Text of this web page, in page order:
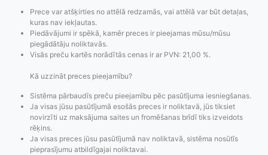
Pasūtījumu statusa
maiņas
paziņojumi,
Visi pieejamie
piegādes veidi un
to izmaksas bez
Prece var atšķirties no attēlā redzamās, vai attēlā var būt detaļas,
kuras nav iekļautas.
Piedāvājumi ir spēkā, kamēr preces ir pieejamas mūsu/mūsu
piegādātāju noliktavās.
Visās preču kartēs norādītās cenas ir ar PVN: 21,00 %.
Kā uzzināt preces pieejamību?
Sistēma pārbaudīs preču pieejamību pēc pasūtījuma iesniegšanas.
Ja visas jūsu pasūtījumā esošās preces ir noliktavā, jūs tiksiet
novirzīti uz maksājuma saites un fromēšanas brīdī tiks izveidots
rēķins.
Ja visas preces jūsu pasūtījumā nav noliktavā, sistēma nosūtīs
pieprasījumu atbildīgajai noliktavai.